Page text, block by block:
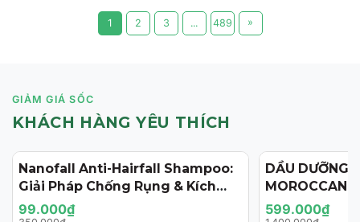
Da
1 2 3 ... 489 »
GIẢM GIÁ SỐC
KHÁCH HÀNG YÊU THÍCH
- 72%
Nanofall Anti-Hairfall Shampoo:
Giải Pháp Chống Rụng & Kích
Thích Mọc Tóc Chuẩn Y Khoa
99.000₫
- 57%
DẦU DƯỠNG
125ML
599.000₫